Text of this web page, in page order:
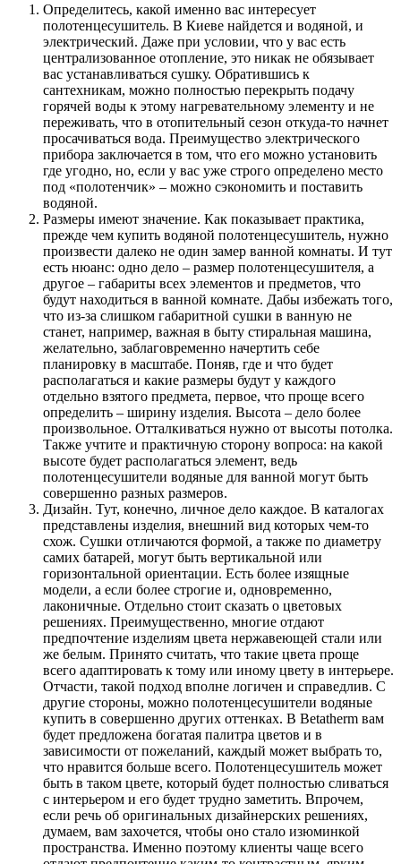
Определитесь, какой именно вас интересует
полотенцесушитель. В Киеве найдется и водяной, и
электрический. Даже при условии, что у вас есть
централизованное отопление, это никак не обязывает
вас устанавливаться сушку. Обратившись к
сантехникам, можно полностью перекрыть подачу
горячей воды к этому нагревательному элементу и не
переживать, что в отопительный сезон откуда-то начнет
просачиваться вода. Преимущество электрического
прибора заключается в том, что его можно установить
где угодно, но, если у вас уже строго определено место
под «полотенчик» – можно сэкономить и поставить
водяной.
Размеры имеют значение. Как показывает практика,
прежде чем купить водяной полотенцесушитель, нужно
произвести далеко не один замер ванной комнаты. И тут
есть нюанс: одно дело – размер полотенцесушителя, а
другое – габариты всех элементов и предметов, что
будут находиться в ванной комнате. Дабы избежать того,
что из-за слишком габаритной сушки в ванную не
станет, например, важная в быту стиральная машина,
желательно, заблаговременно начертить себе
планировку в масштабе. Поняв, где и что будет
располагаться и какие размеры будут у каждого
отдельно взятого предмета, первое, что проще всего
определить – ширину изделия. Высота – дело более
произвольное. Отталкиваться нужно от высоты потолка.
Также учтите и практичную сторону вопроса: на какой
высоте будет располагаться элемент, ведь
полотенцесушители водяные для ванной могут быть
совершенно разных размеров.
Дизайн. Тут, конечно, личное дело каждое. В каталогах
представлены изделия, внешний вид которых чем-то
схож. Сушки отличаются формой, а также по диаметру
самих батарей, могут быть вертикальной или
горизонтальной ориентации. Есть более изящные
модели, а если более строгие и, одновременно,
лаконичные. Отдельно стоит сказать о цветовых
решениях. Преимущественно, многие отдают
предпочтение изделиям цвета нержавеющей стали или
же белым. Принято считать, что такие цвета проще
всего адаптировать к тому или иному цвету в интерьере.
Отчасти, такой подход вполне логичен и справедлив. С
другие стороны, можно полотенцесушители водяные
купить в совершенно других оттенках. В Betatherm вам
будет предложена богатая палитра цветов и в
зависимости от пожеланий, каждый может выбрать то,
что нравится больше всего. Полотенцесушитель может
быть в таком цвете, который будет полностью сливаться
с интерьером и его будет трудно заметить. Впрочем,
если речь об оригинальных дизайнерских решениях,
думаем, вам захочется, чтобы оно стало изюминкой
пространства. Именно поэтому клиенты чаще всего